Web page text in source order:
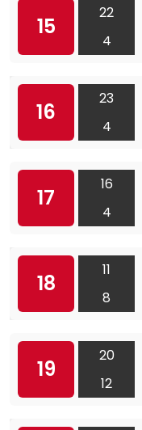
15
22
4
16
23
4
17
16
4
18
11
8
19
20
12